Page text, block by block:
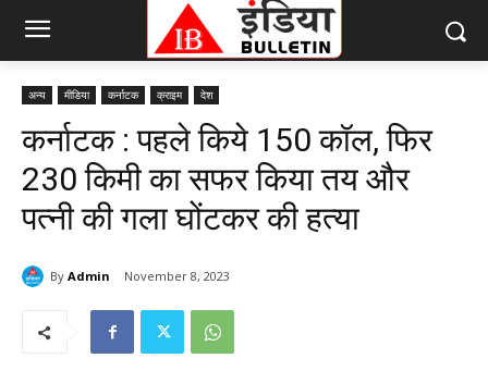
अन्य मीडिया कर्नाटक क्राइम देश
कर्नाटक : पहले किये 150 कॉल, फिर
230 किमी का सफर किया तय और
पत्नी की गला घोंटकर की हत्या
By Admin November 8, 2023